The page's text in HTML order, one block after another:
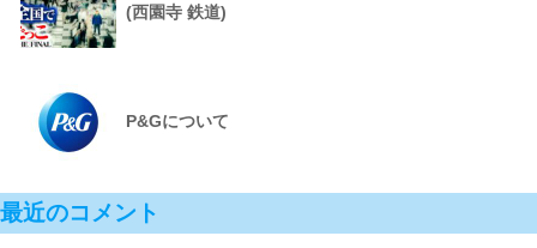
(西園寺 鉄道)
P&Gについて
最近のコメント